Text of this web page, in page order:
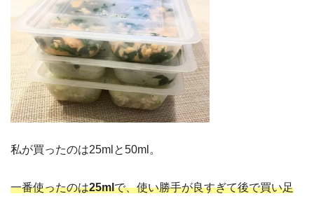
私が買ったのは25mlと50ml。
一番使ったのは25mlで、使い勝手が良すぎて後で買い足